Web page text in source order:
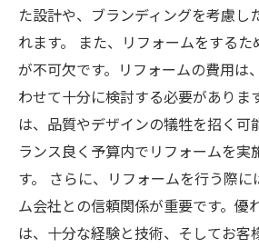
た設計や、ブランディングを考慮し
れます。 また、リフォームをする
が不可欠です。リフォームの費用は
わせて十分に検討する必要がありま
は、品質やデザインの犠牲を招く可
ランス良く予算内でリフォームを実
す。 さらに、リフォームを行う際
ム会社との信頼関係が重要です。優
は、十分な経験と技術、そしてお客